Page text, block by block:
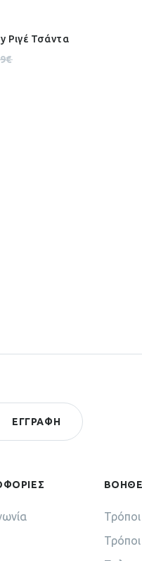
Ριγέ Τσάντα
€